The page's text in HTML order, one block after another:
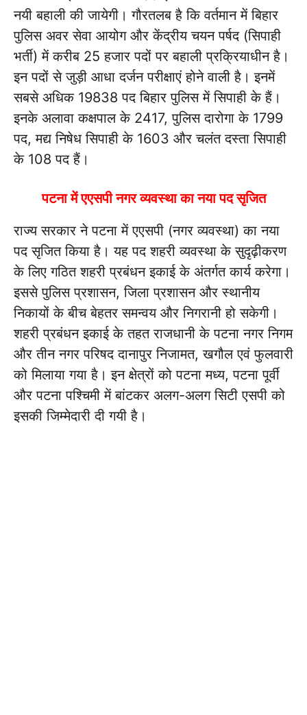
नयी बहाली की जायेगी। गौरतलब है कि वर्तमान में बिहार
पुलिस अवर सेवा आयोग और केंद्रीय चयन पर्षद (सिपाही
भर्ती) में करीब 25 हजार पदों पर बहाली प्रक्रियाधीन है।
इन पदों से जुड़ी आधा दर्जन परीक्षाएं होने वाली है। इनमें
सबसे अधिक 19838 पद बिहार पुलिस में सिपाही के हैं।
इनके अलावा कक्षपाल के 2417, पुलिस दारोगा के 1799
पद, मद्य निषेध सिपाही के 1603 और चलंत दस्ता सिपाही
के 108 पद हैं।
पटना में एएसपी नगर व्यवस्था का नया पद सृजित
राज्य सरकार ने पटना में एएसपी (नगर व्यवस्था) का नया
पद सृजित किया है। यह पद शहरी व्यवस्था के सुदृढ़ीकरण
के लिए गठित शहरी प्रबंधन इकाई के अंतर्गत कार्य करेगा।
इससे पुलिस प्रशासन, जिला प्रशासन और स्थानीय
निकायों के बीच बेहतर समन्वय और निगरानी हो सकेगी।
शहरी प्रबंधन इकाई के तहत राजधानी के पटना नगर निगम
और तीन नगर परिषद दानापुर निजामत, खगौल एवं फुलवारी
को मिलाया गया है। इन क्षेत्रों को पटना मध्य, पटना पूर्वी
और पटना पश्चिमी में बांटकर अलग-अलग सिटी एसपी को
इसकी जिम्मेदारी दी गयी है।